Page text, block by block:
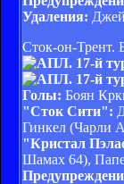
Удаления:
Сток-он-Трент.
Голы: Боян
"Сток Сити":
Гинкел (Чарли
"Кристал
Шамах 64),